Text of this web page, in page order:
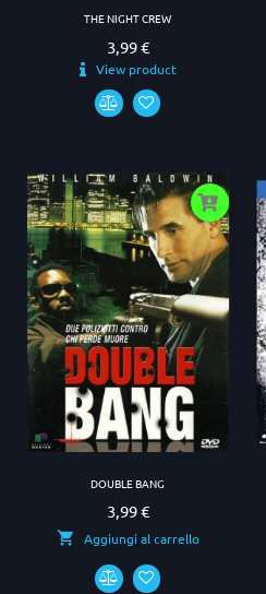
THE NIGHT CREW
Prezzo
3,99 €
View product
DOUBLE BANG
Prezzo
3,99 €
Aggiungi al carrello